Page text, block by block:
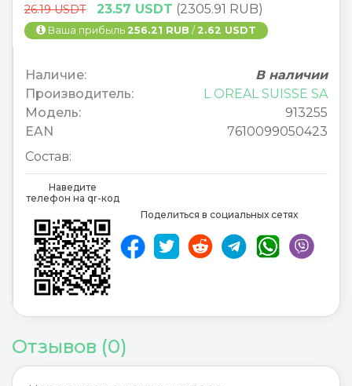
26.19 USDT 23.57 USDT (2305.91 RUB)
Ваша прибыль 256.21 RUB /2.62 USDT
Наличие:
В наличии
Производитель:
L OREAL SUISSE SA
Модель:
913255
EAN
7610099050423
Состав:
Наведите
телефон на qr-код
Поделиться в социальных сетях
Отзывов (0)